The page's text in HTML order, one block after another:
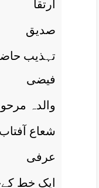
ارتقا
صديق
تہذيب
فيضی
والدہ
شعاع آفتاب
عرفی
ايک خط